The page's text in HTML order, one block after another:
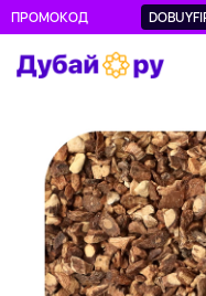
ПРОМОКОД